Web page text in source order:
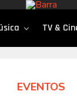
TV &
EVENTOS